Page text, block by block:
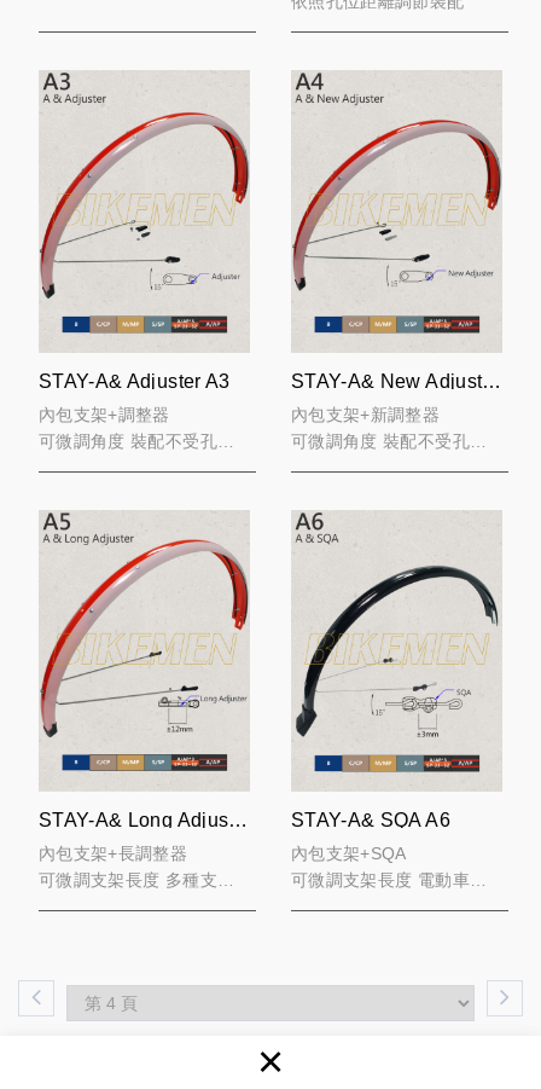
×
STAY-A& Adjuster A3
內包支架+調整器
可微調角度 裝配不受孔位
限制
STAY-A& New Adjuster A4
內包支架+新調整器
可微調角度 裝配不受孔位
限制
STAY-A& Long Adjuster A5
內包支架+長調整器
可微調支架長度 多種支架
寬度 電動車適用
STAY-A& SQA A6
內包支架+SQA
可微調支架長度 電動車適
用